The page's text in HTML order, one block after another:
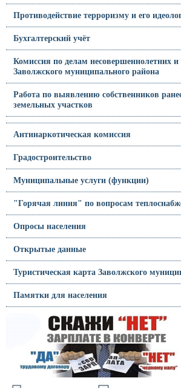
Противодействие терроризму и его
Бухгалтерский учёт
Комиссия по делам несовершеннолетних
Заволжского муниципального района
Работа по выявлению собственников
земельных участков
Антинаркотическая комиссия
Градостроительство
Муниципальные услуги (функции)
"Горячая линия" по вопросам
Опросы населения
Открытые данные
Туристическая карта Заволжского
Памятки для населения